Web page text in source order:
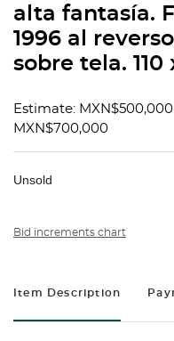
alta fantasía.
1996 al
sobre tela. 110
Estimate:
MXN$700,000
Unsold
Bid increments chart
Item Description